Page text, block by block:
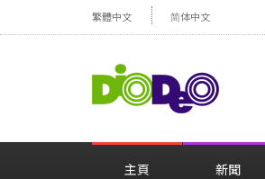
繁體中文 简体中文
主頁 新聞